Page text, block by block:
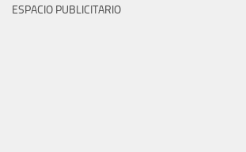
ESPACIO PUBLICITARIO